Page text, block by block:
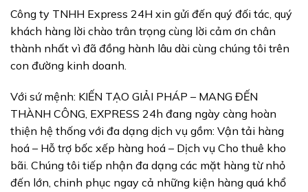
Công ty TNHH Express 24H xin gửi đến quý đối tác, quý
khách hàng lời chào trân trọng cùng lời cảm ơn chân
thành nhất vì đã đồng hành lâu dài cùng chúng tôi trên
con đường kinh doanh.
Với sứ mệnh: KIẾN TẠO GIẢI PHÁP – MANG ĐẾN
THÀNH CÔNG, EXPRESS 24h đang ngày càng hoàn
thiện hệ thống với đa dạng dịch vụ gồm: Vận tải hàng
hoá – Hỗ trợ bốc xếp hàng hoá – Dịch vụ Cho thuê kho
bãi. Chúng tôi tiếp nhận đa dạng các mặt hàng từ nhỏ
đến lớn, chinh phục ngay cả những kiện hàng quá khổ